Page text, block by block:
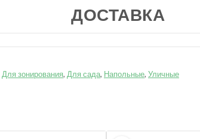
ДОСТАВКА
Для зонирования, Для сада, Напольные, Уличные